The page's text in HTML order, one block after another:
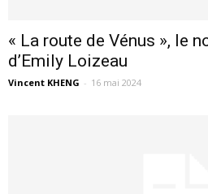
« La route de Vénus », le
d’Emily Loizeau
Vincent KHENG - 16 mai 2024